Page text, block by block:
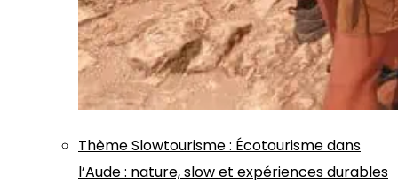
ThèmeSlowtourisme: Écotourisme dans
l’Aude : nature, slow et expériences durables